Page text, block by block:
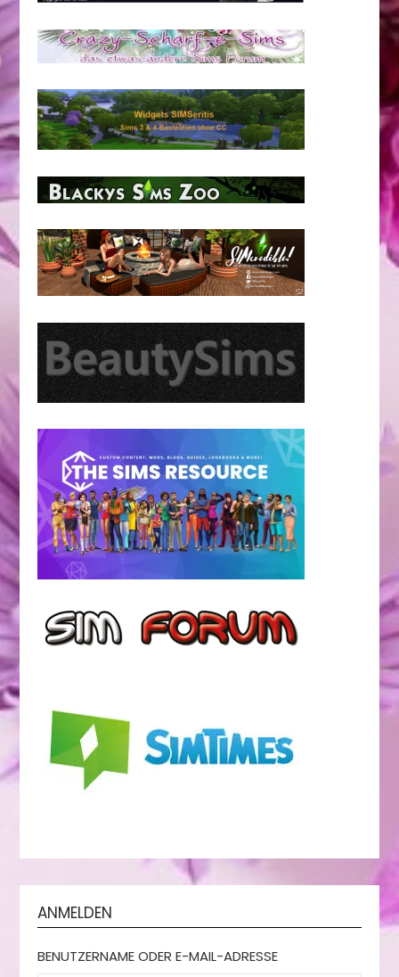
ANMELDEN
BENUTZERNAME ODER E-MAIL-ADRESSE